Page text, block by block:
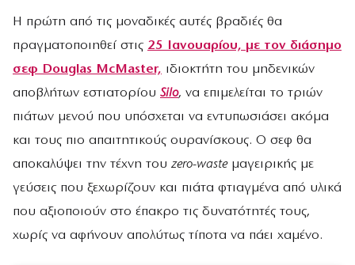
Η πρώτη από τις μοναδικές αυτές βραδιές θα
πραγματοποιηθεί στις 25 Ιανουαρίου, με τον διάσημο
σεφ Douglas McMaster, ιδιοκτήτη του μηδενικών
αποβλήτων εστιατορίου Silo, να επιμελείται το τριών
πιάτων μενού που υπόσχεται να εντυπωσιάσει ακόμα
και τους πιο απαιτητικούς ουρανίσκους. Ο σεφ θα
αποκαλύψει την τέχνη του zero-wasteμαγειρικής με
γεύσεις που ξεχωρίζουν και πιάτα φτιαγμένα από υλικά
που αξιοποιούν στο έπακρο τις δυνατότητές τους,
χωρίς να αφήνουν απολύτως τίποτα να πάει χαμένο.